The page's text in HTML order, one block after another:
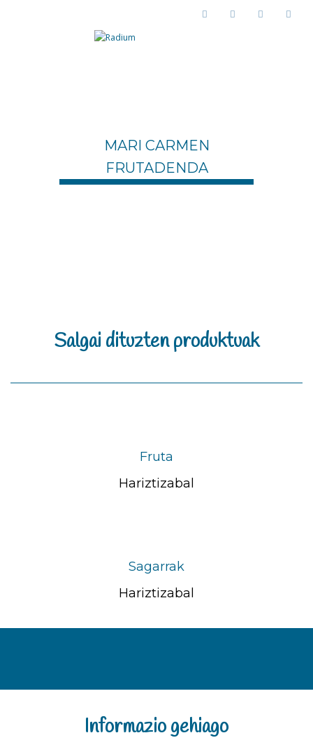
MARI CARMEN
FRUTADENDA
Salgai dituzten produktuak
Fruta
Hariztizabal
Sagarrak
Hariztizabal
Informaziogehiago